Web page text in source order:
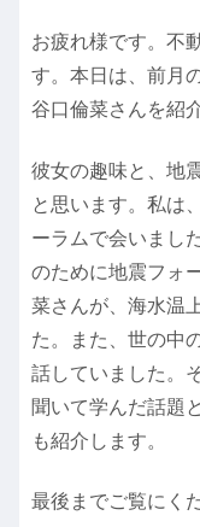
お疲れ様です。不
す。本日は、前月
谷口倫菜さんを紹
彼女の趣味と、地
と思います。私は
ーラムで会いまし
のために地震フォ
菜さんが、海水温
た。また、世の中
話していました。
聞いて学んだ話題
も紹介します。
最後までご覧にく